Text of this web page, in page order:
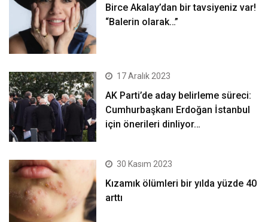
Birce Akalay’dan bir tavsiyeniz var!
“Balerin olarak…”
17 Aralık 2023
AK Parti’de aday belirleme süreci:
Cumhurbaşkanı Erdoğan İstanbul
için önerileri dinliyor…
30 Kasım 2023
Kızamık ölümleri bir yılda yüzde 40
arttı